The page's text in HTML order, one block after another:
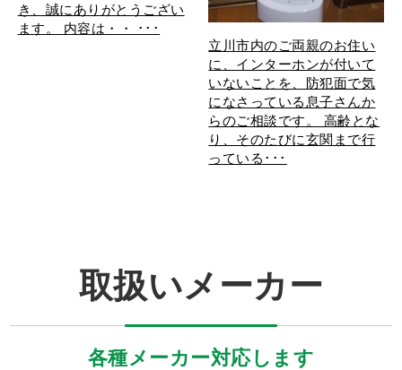
き、誠にありがとうござい
ます。 内容は・・ ･･･
立川市内のご両親のお住い
に、インターホンが付いて
いないことを、防犯面で気
になさっている息子さんか
らのご相談です。 高齢とな
り、そのたびに玄関まで行
っている･･･
取扱いメーカー
各種メーカー対応します